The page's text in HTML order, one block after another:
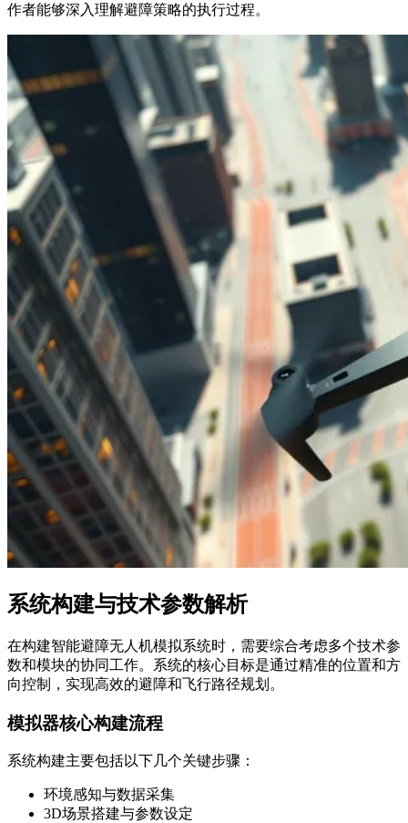
作者能够深入理解避障策略的执行过程。
系统构建与技术参数解析
在构建智能避障无人机模拟系统时，需要综合考虑多个技术参
数和模块的协同工作。系统的核心目标是通过精准的位置和方
向控制，实现高效的避障和飞行路径规划。
模拟器核心构建流程
系统构建主要包括以下几个关键步骤：
环境感知与数据采集
3D场景搭建与参数设定